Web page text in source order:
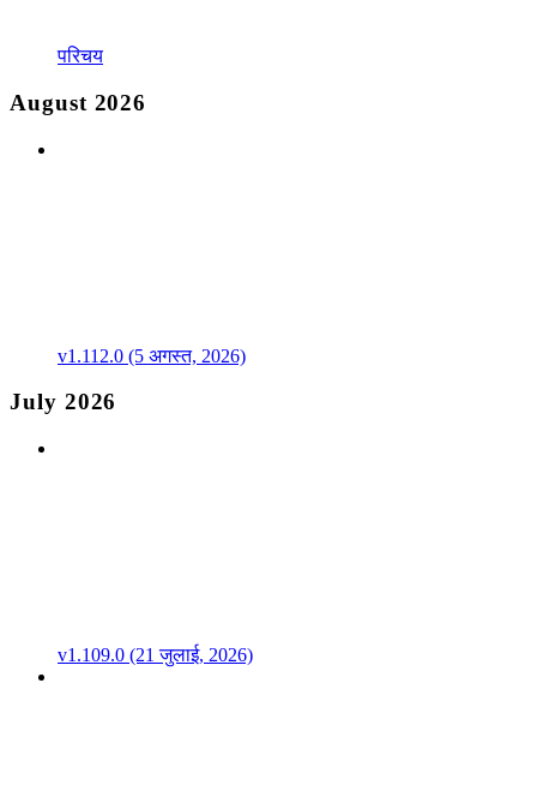
परिचय
August 2026
v1.112.0 (5 अगस्त, 2026)
July 2026
v1.109.0 (21 जुलाई, 2026)